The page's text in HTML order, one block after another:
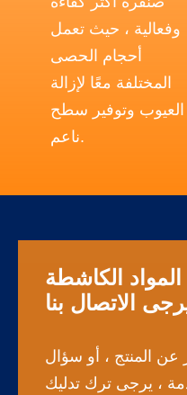
وفعالية ، حيث تعمل
أحجام الحصى
المختلفة معًا لإزالة
العيوب وتوفير سطح
ناعم.
الكاشطة
عن المنتج ، أو سؤال
، يرجى ترك تدليك